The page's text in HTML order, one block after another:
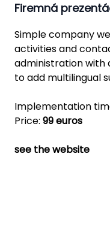
Firemná
Simple company
activities and
administration with
to add multilingual
Implementation
Price: 99 euros
see the website